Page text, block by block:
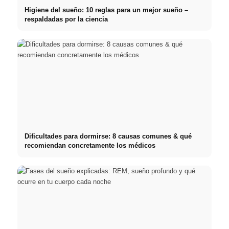
Higiene del sueño: 10 reglas para un mejor sueño –
respaldadas por la ciencia
Dificultades para dormirse: 8 causas comunes & qué
recomiendan concretamente los médicos